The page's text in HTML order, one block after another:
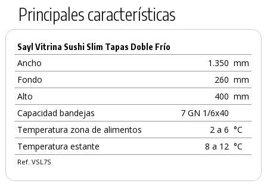
Principales características
Sayl Vitrina Sushi Slim Tapas Doble Frío
Ancho 1.350 mm
Fondo
260 mm
Alto
400 mm
Capacidad bandejas
7 GN 1/6x40
Temperatura zona de alimentos
2 a 6 °C
Temperatura estante
8 a 12 °C
Ref. VSL7S